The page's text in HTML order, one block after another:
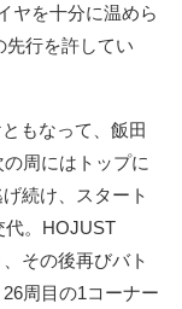
ヤを十分に温めら
先行を許してい
もなって、飯田
周にはトップに
続け、スタート
代。HOJUST
その後再びバト
周目の1コーナー